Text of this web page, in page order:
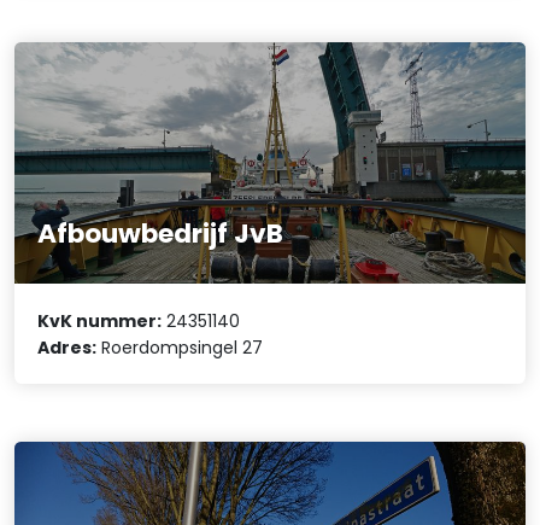
Afbouwbedrijf JvB
KvK nummer: 24351140
Adres: Roerdompsingel 27